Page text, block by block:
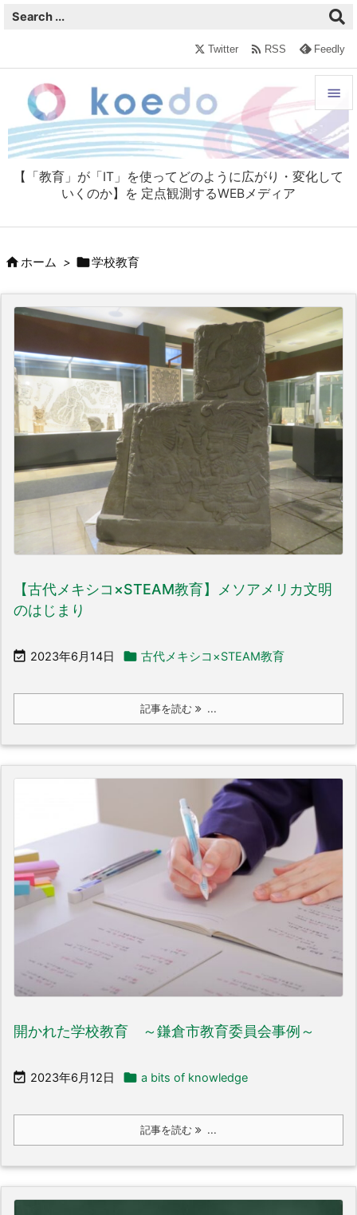
【「教育」が「IT」を使ってどのように広がり・変化して
いくのか】を 定点観測するWEBメディア


メニュ


検索
Twitter  RSS Feedly
ホーム > 学校教育
【古代メキシコ×STEAM教育】メソアメリカ文明
のはじまり
 2023年6月14日  古代メキシコ×STEAM教育
記事を読む ...
開かれた学校教育 ～鎌倉市教育委員会事例～
 2023年6月12日  a bits of knowledge
記事を読む ...